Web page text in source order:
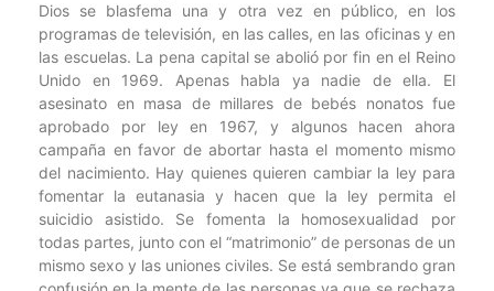
Dios se blasfema una y otra vez en público, en los
programas de televisión, en las calles, en las oficinas y en
las escuelas. La pena capital se abolió por fin en el Reino
Unido en 1969. Apenas habla ya nadie de ella. El
asesinato en masa de millares de bebés nonatos fue
aprobado por ley en 1967, y algunos hacen ahora
campaña en favor de abortar hasta el momento mismo
del nacimiento. Hay quienes quieren cambiar la ley para
fomentar la eutanasia y hacen que la ley permita el
suicidio asistido. Se fomenta la homosexualidad por
todas partes, junto con el “matrimonio” de personas de un
mismo sexo y las uniones civiles. Se está sembrando gran